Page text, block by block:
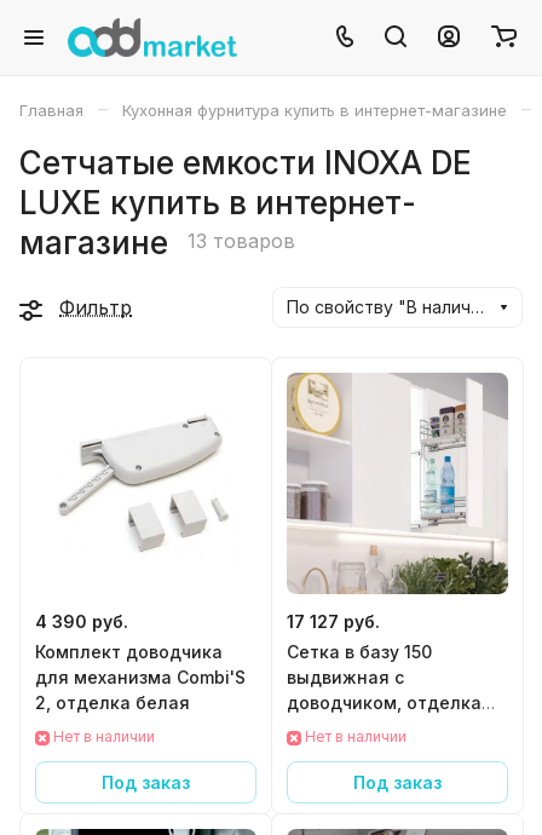
Главная – Кухонная фурнитура купить в интернет-магазине –
Сетчатые емкости INOXA DE
LUXE купить в интернет-
магазине
13 товаров
Фильтр По свойству "В наличии" (убывание)
4 390 руб.
Комплект доводчика
для механизма Combi'S
2, отделка белая
Нет в наличии
Под заказ
17 127 руб.
Сетка в базу 150
выдвижная с
доводчиком, отделка
хром + белый
Нет в наличии
Под заказ